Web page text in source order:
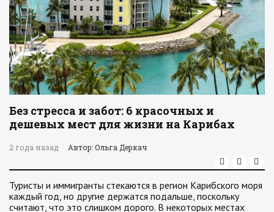
Без стресса и забот: 6 красочных и
дешевых мест для жизни на Карибах
2 года назад Автор: Ольга Деркач
Туристы и иммигранты стекаются в регион Карибского моря
каждый год, но другие держатся подальше, поскольку
считают, что это слишком дорого. В некоторых местах